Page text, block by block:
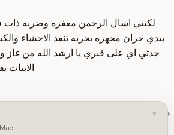
لكنني اسال الرحمن مغفره وضربه ذات
بيدي حران مجهزه بحربه تنفذ الاحشاء
جدثي اي على قبري يا ارشد الله من غاز
صحبكم الله بالسلامه يا ابن رواحه كان يقول
ارجع الى الدنيا انا لا اريد ان ارجع الى
×